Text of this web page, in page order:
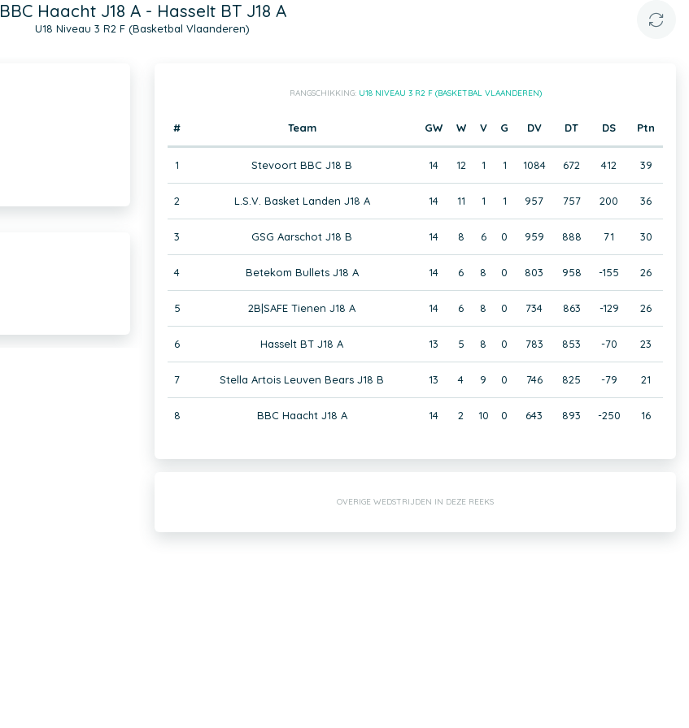
BBC Haacht J18 A - Hasselt BT J18 A
U18 Niveau 3 R2 F (Basketbal Vlaanderen)
RANGSCHIKKING: U18 NIVEAU 3 R2 F (BASKETBAL VLAANDEREN)
# Team GW W V G DV DT DS Ptn
1 Stevoort BBC J18 B 14 12 1 1 1084 672 412 39
2 L.S.V. Basket Landen J18 A 14 11 1 1 957 757 200 36
3 GSG Aarschot J18 B 14 8 6 0 959 888 71 30
4 Betekom Bullets J18 A 14 6 8 0 803 958 -155 26
5 2B|SAFE Tienen J18 A 14 6 8 0 734 863 -129 26
6 Hasselt BT J18 A 13 5 8 0 783 853 -70 23
7 Stella Artois Leuven Bears J18 B 13 4 9 0 746 825 -79 21
8 BBC Haacht J18 A 14 2 10 0 643 893 -250 16
OVERIGE WEDSTRIJDEN IN DEZE REEKS